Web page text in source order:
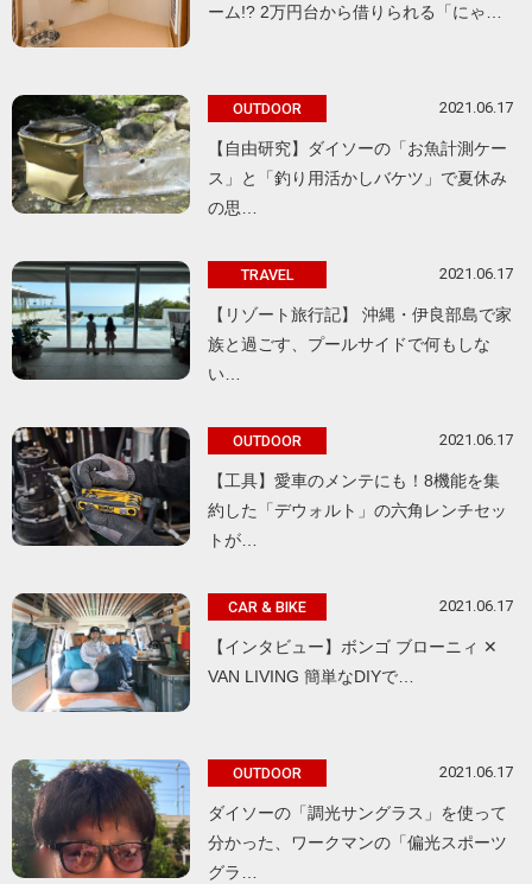
ーム!? 2万円台から借りられる「にゃ…
OUTDOOR 2021.06.17
【自由研究】ダイソーの「お魚計測ケー
ス」と「釣り用活かしバケツ」で夏休み
の思…
TRAVEL 2021.06.17
【リゾート旅行記】 沖縄・伊良部島で家
族と過ごす、プールサイドで何もしな
い…
OUTDOOR 2021.06.17
【工具】愛車のメンテにも！8機能を集
約した「デウォルト」の六角レンチセッ
トが…
CAR & BIKE 2021.06.17
【インタビュー】ボンゴ ブローニィ ✕
VAN LIVING 簡単なDIYで…
OUTDOOR 2021.06.17
ダイソーの「調光サングラス」を使って
分かった、ワークマンの「偏光スポーツ
グラ…